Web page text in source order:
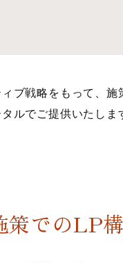
ブ戦略をもって、
ルでご提供いたしま
策でのLP